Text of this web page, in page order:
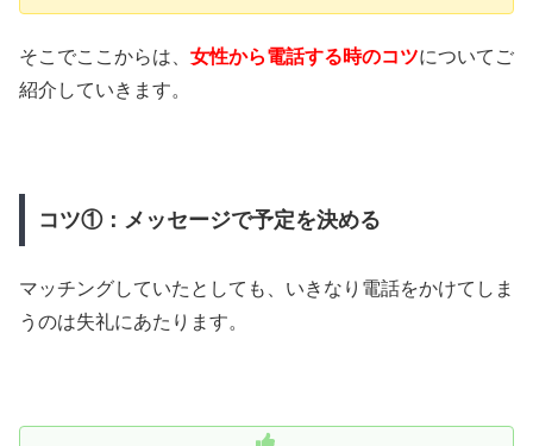
そこでここからは、 女性から電話する時のコツについてご
紹介していきます。
コツ①：メッセージで予定を決める
マッチングしていたとしても、いきなり電話をかけてしま
うのは失礼にあたります。